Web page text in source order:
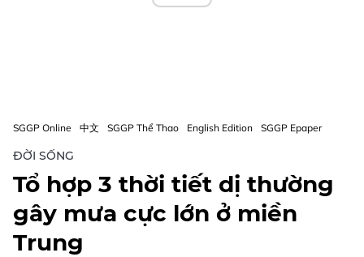
SGGP Online 中文 SGGP Thể Thao English Edition SGGP Epaper
ĐỜI SỐNG
Tổ hợp 3 thời tiết dị thường
gây mưa cực lớn ở miền
Trung